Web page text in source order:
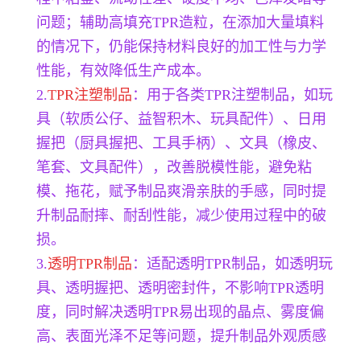
问题；辅助高填充TPR造粒，在添加大量填料
的情况下，仍能保持材料良好的加工性与力学
性能，有效降低生产成本。
2.TPR注塑制品 ：用于各类TPR注塑制品，如玩
具（软质公仔、益智积木、玩具配件）、日用
握把（厨具握把、工具手柄）、文具（橡皮、
笔套、文具配件），改善脱模性能，避免粘
模、拖花，赋予制品爽滑亲肤的手感，同时提
升制品耐摔、耐刮性能，减少使用过程中的破
损。
3.透明TPR制品 ：适配透明TPR制品，如透明玩
具、透明握把、透明密封件，不影响TPR透明
度，同时解决透明TPR易出现的晶点、雾度偏
高、表面光泽不足等问题，提升制品外观质感